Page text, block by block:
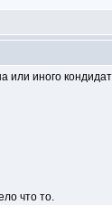
иного
что то.